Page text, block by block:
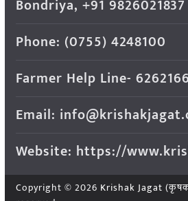
Bondriya, +91 9826021837
Phone: (0755) 4248100
Farmer Help Line-
Email:
Website: https://
Copyright © 2026 Krishak Jagat